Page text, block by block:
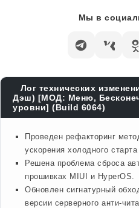
Мы в
Лог технических
Дэш) [МОД: Меню,
уровни] (Build 6064)
Проведен рефакторинг
ускорения холодного
Решена проблема сброса
прошивках MIUI и HyperOS.
Обновлен сигнатурный
версии серверного анти-